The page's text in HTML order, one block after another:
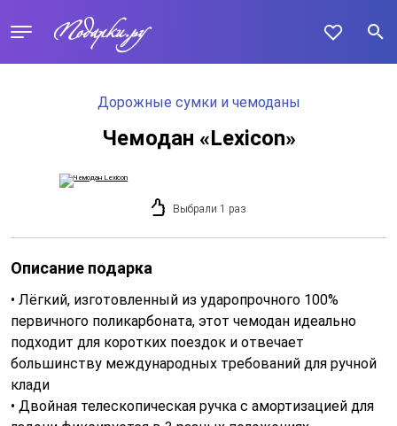
Дорожные сумки и чемоданы
Чемодан «Lexicon»
Выбрали 1 раз
Описание подарка
• Лёгкий, изготовленный из ударопрочного 100%
первичного поликарбоната, этот чемодан идеально
подходит для коротких поездок и отвечает
большинству международных требований для ручной
клади
• Двойная телескопическая ручка с амортизацией для